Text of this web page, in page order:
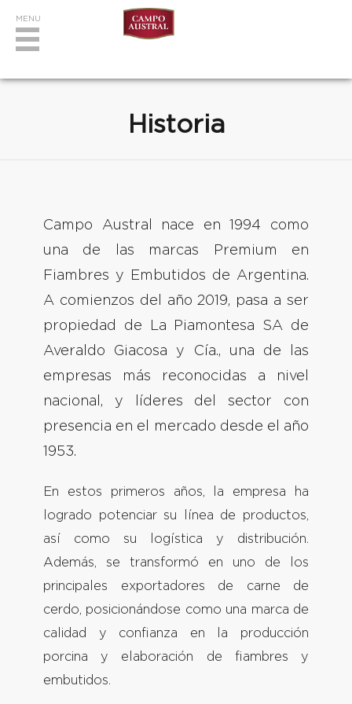
Historia
Campo Austral nace en 1994 como
una de las marcas Premium en
Fiambres y Embutidos de Argentina.
A comienzos del año 2019, pasa a ser
propiedad de La Piamontesa SA de
Averaldo Giacosa y Cía., una de las
empresas más reconocidas a nivel
nacional, y líderes del sector con
presencia en el mercado desde el año
1953.
En estos primeros años, la empresa ha
logrado potenciar su línea de productos,
así como su logística y distribución.
Además, se transformó en uno de los
principales exportadores de carne de
cerdo, posicionándose como una marca de
calidad y confianza en la producción
porcina y elaboración de fiambres y
embutidos.